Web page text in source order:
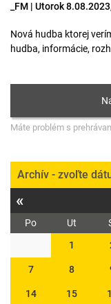
_FM | Utorok
Nová hudba ktorej
hudba, informácie,
Máte problém s
Archív - zvoľte
«
Po Ut
1
7 8
14 15